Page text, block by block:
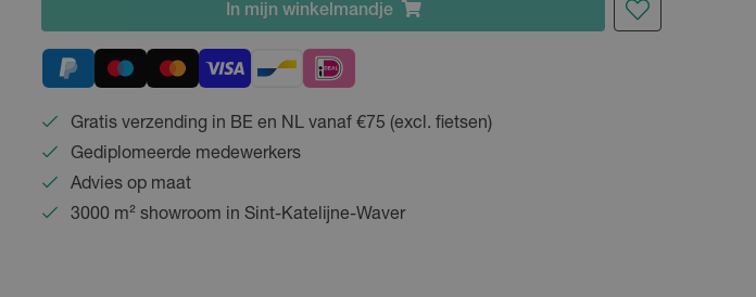
In mijn winkelmandje
Gratis verzending in BE en NL vanaf €75 (excl. fietsen)
Gediplomeerde medewerkers
Advies op maat
3000 m² showroom in Sint-Katelijne-Waver